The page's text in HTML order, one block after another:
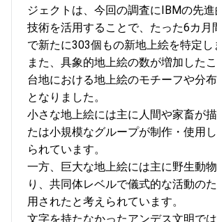
ジェクトは、今回の調査にIBMの先
技術を活用することで、たった6カ月
で新たに303個もの新地上絵を特定し
また、具象的地上絵の数が増加した
台地における地上絵のモチーフや分
となりました。
小さな地上絵には主に人間や家畜が
たは小規模なグループが制作・使用
られています。
一方、巨大な地上絵には主に野生動
り、共同体レベルで儀式的な活動の
用されたと考えられています。
文字を持たなかったアンデス文明で